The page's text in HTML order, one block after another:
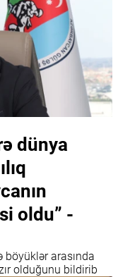
dünya
oldu” -
arasında
olduğunu bildirib